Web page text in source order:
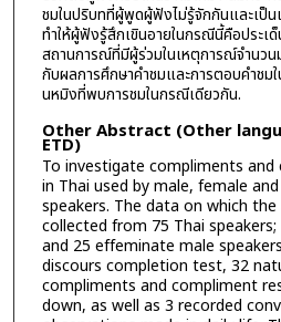
ชมในปริบทที่ผู้พูดผู้ฟังไม่รู้จักกันและเป็น
ทำให้ผู้ฟังรู้สึกเขินอายในกรณีนี้คือประเ
สถานการณ์ที่มีผู้ร่วมในเหตุการณ์จำนว
กับผลการศึกษาคำชมและการตอบคำชม
นหมิงที่พบการชมในกรณีเดียวกัน.
Other Abstract (Other
ETD)
To investigate compliments
in Thai used by male, female
speakers. The data on which the
collected from 75 Thai
and 25 effeminate male
discours completion test, 32
compliments and compliment
down, as well as 3 recorded